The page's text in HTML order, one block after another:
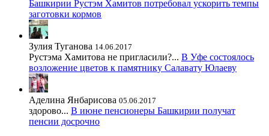
Башкирии Рустэм Хамитов потребовал ускорить темпы
заготовки кормов
Зулия Туганова 14.06.2017
Рустэма Хамитова не пригласили?... В Уфе состоялось
возложение цветов к памятнику Салавату Юлаеву
Аделина Янбарисова 05.06.2017
здорово... В июне пенсионеры Башкирии получат
пенсии досрочно